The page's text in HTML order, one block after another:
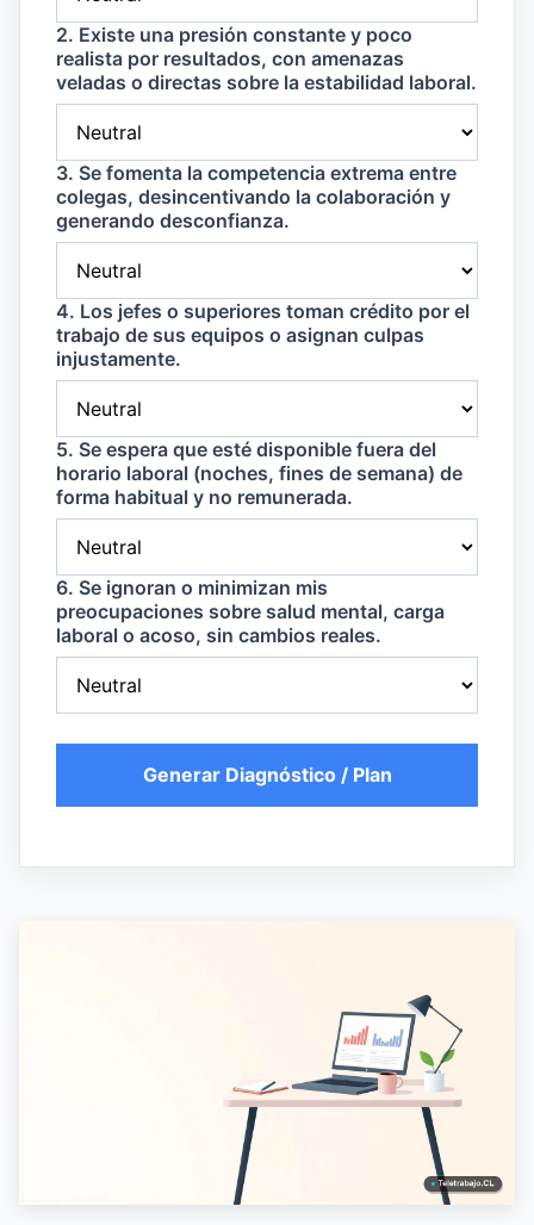
2. Existe una presión constante y poco
realista por resultados, con amenazas
veladas o directas sobre la estabilidad laboral.
3. Se fomenta la competencia extrema entre
colegas, desincentivando la colaboración y
generando desconfianza.
4. Los jefes o superiores toman crédito por el
trabajo de sus equipos o asignan culpas
injustamente.
5. Se espera que esté disponible fuera del
horario laboral (noches, fines de semana) de
forma habitual y no remunerada.
6. Se ignoran o minimizan mis
preocupaciones sobre salud mental, carga
laboral o acoso, sin cambios reales.
Generar Diagnóstico / Plan